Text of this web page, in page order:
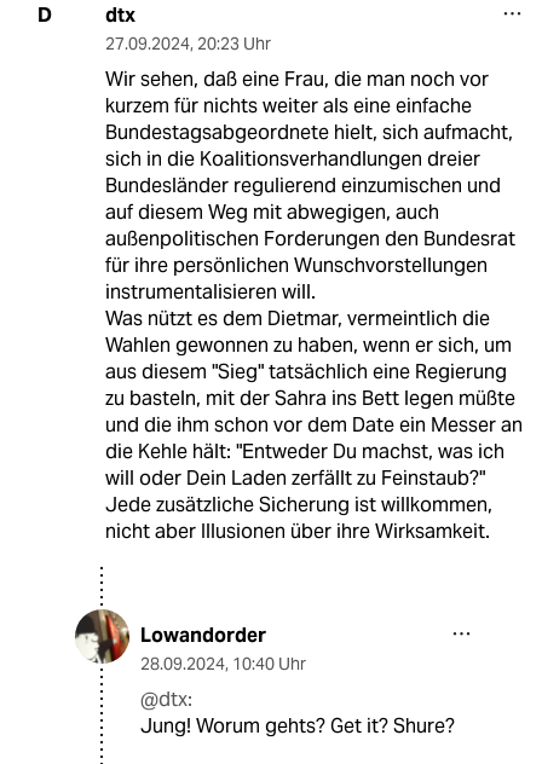
D dtx
27.09.2024, 20:23 Uhr
Wir sehen, daß eine Frau, die man noch vor
kurzem für nichts weiter als eine einfache
Bundestagsabgeordnete hielt, sich aufmacht,
sich in die Koalitionsverhandlungen dreier
Bundesländer regulierend einzumischen und
auf diesem Weg mit abwegigen, auch
außenpolitischen Forderungen den Bundesrat
für ihre persönlichen Wunschvorstellungen
instrumentalisieren will.
Was nützt es dem Dietmar, vermeintlich die
Wahlen gewonnen zu haben, wenn er sich, um
aus diesem "Sieg" tatsächlich eine Regierung
zu basteln, mit der Sahra ins Bett legen müßte
und die ihm schon vor dem Date ein Messer an
die Kehle hält: "Entweder Du machst, was ich
will oder Dein Laden zerfällt zu Feinstaub?"
Jede zusätzliche Sicherung ist willkommen,
nicht aber Illusionen über ihre Wirksamkeit.
Lowandorder
28.09.2024, 10:40 Uhr
@dtx:
Jung! Worum gehts? Get it? Shure?